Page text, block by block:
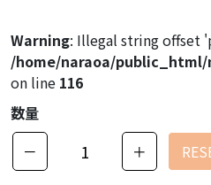
Warning: Illegal string offset
/home/naraoa/
on line 116
数量
－
＋